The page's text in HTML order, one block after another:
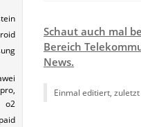
o2
Schaut auch mal
Bereich
News.
Einmal editiert,